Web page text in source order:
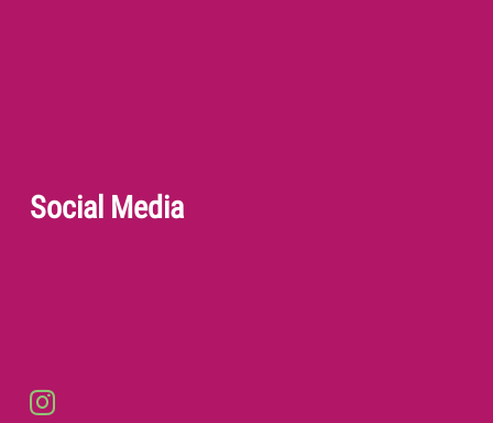
Social Media